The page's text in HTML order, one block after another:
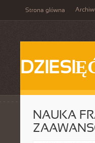
Strona główna
NAUKA